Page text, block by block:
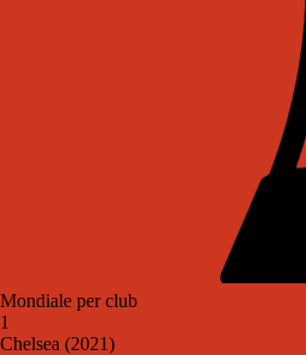
Mondiale per club
1
Chelsea (2021)